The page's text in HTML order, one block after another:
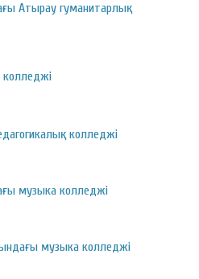
Атырау гуманитарлық
колледжі
колледжі
музыка колледжі
музыка колледжі